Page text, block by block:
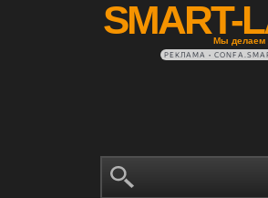
SMART-
Мы делаем
РЕКЛАМА •